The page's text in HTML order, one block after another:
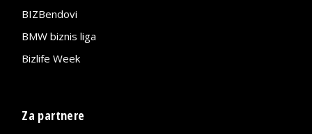
BIZBendovi
BMW biznis liga
Bizlife Week
Za partnere